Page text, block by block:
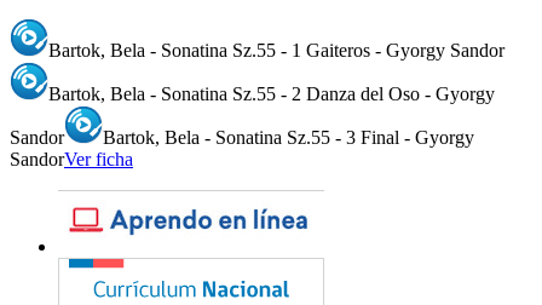
Bartok, Bela - Sonatina Sz.55 - 1 Gaiteros - Gyorgy Sandor
Bartok, Bela - Sonatina Sz.55 - 2 Danza del Oso - Gyorgy
Sandor
Bartok, Bela - Sonatina Sz.55 - 3 Final - Gyorgy
SandorVer ficha